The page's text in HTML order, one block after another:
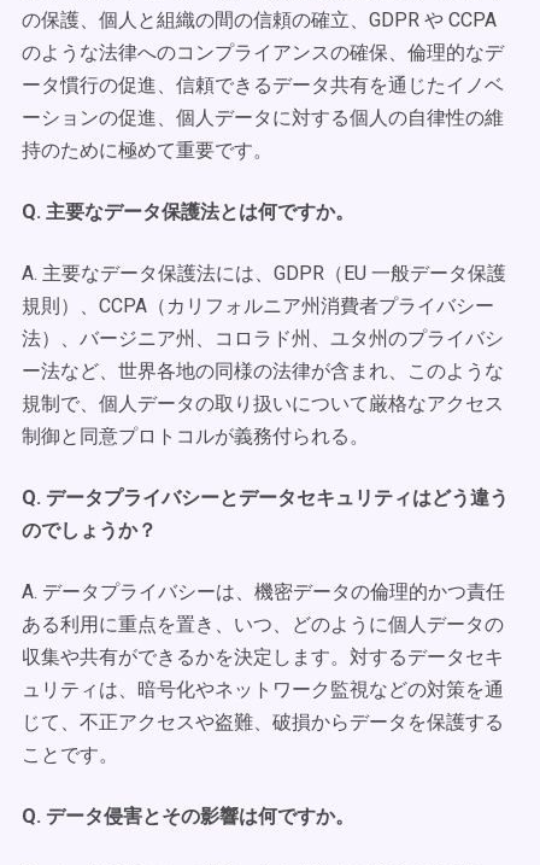
の保護、個人と組織の間の信頼の確立、GDPR や CCPA
のような法律へのコンプライアンスの確保、倫理的なデ
ータ慣行の促進、信頼できるデータ共有を通じたイノベ
ーションの促進、個人データに対する個人の自律性の維
持のために極めて重要です。
Q. 主要なデータ保護法とは何ですか。
A. 主要なデータ保護法には、GDPR（EU 一般データ保護
規則）、CCPA（カリフォルニア州消費者プライバシー
法）、バージニア州、コロラド州、ユタ州のプライバシ
ー法など、世界各地の同様の法律が含まれ、このような
規制で、個人データの取り扱いについて厳格なアクセス
制御と同意プロトコルが義務付られる。
Q. データプライバシーとデータセキュリティはどう違う
のでしょうか？
A. データプライバシーは、機密データの倫理的かつ責任
ある利用に重点を置き、いつ、どのように個人データの
収集や共有ができるかを決定します。対するデータセキ
ュリティは、暗号化やネットワーク監視などの対策を通
じて、不正アクセスや盗難、破損からデータを保護する
ことです。
Q. データ侵害とその影響は何ですか。